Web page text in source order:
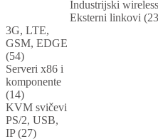
Industrijski
Eksterni linkovi
3G, LTE,
GSM, EDGE
(54)
Serveri x86 i
komponente
(14)
KVM svičevi
PS/2, USB,
IP (27)